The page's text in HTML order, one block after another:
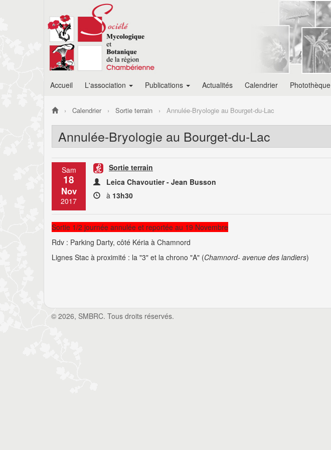
Accueil L'association Publications Actualités Calendrier Photothèque
Calendrier Sortie terrain Annulée-Bryologie au Bourget-du-Lac
Annulée-Bryologie au Bourget-du-Lac
Sam
18
Nov
2017
Sortie terrain
Leica Chavoutier - Jean Busson
à 13h30
Sortie 1/2 journée annulée et reportée au 19 Novembre
Rdv : Parking Darty, côté Kéria à Chamnord
Lignes Stac à proximité : la "3" et la chrono "A" (Chamnord- avenue des landiers)
© 2026, SMBRC. Tous droits réservés.